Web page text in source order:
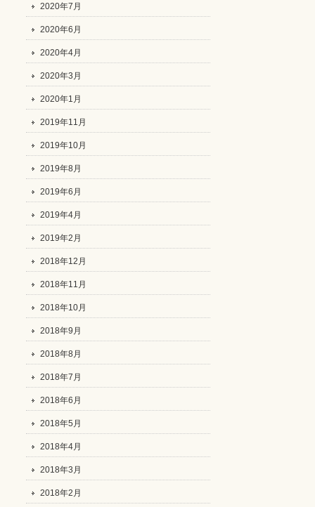
2020年7月
2020年6月
2020年4月
2020年3月
2020年1月
2019年11月
2019年10月
2019年8月
2019年6月
2019年4月
2019年2月
2018年12月
2018年11月
2018年10月
2018年9月
2018年8月
2018年7月
2018年6月
2018年5月
2018年4月
2018年3月
2018年2月